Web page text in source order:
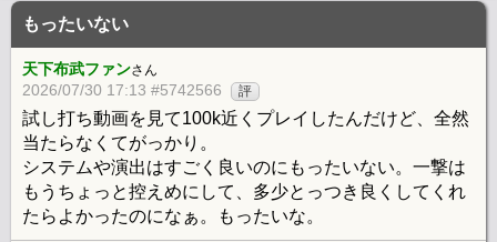
もったいない
天下布武ファンさん
2026/07/30 17:13 #5742566 評
試し打ち動画を見て100k近くプレイしたんだけど、全然
当たらなくてがっかり。
システムや演出はすごく良いのにもったいない。一撃は
もうちょっと控えめにして、多少とっつき良くしてくれ
たらよかったのになぁ。もったいな。